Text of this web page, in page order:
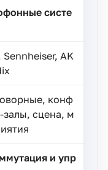
систе
Sennheiser, AK
конф
залы, сцена, м
и упр